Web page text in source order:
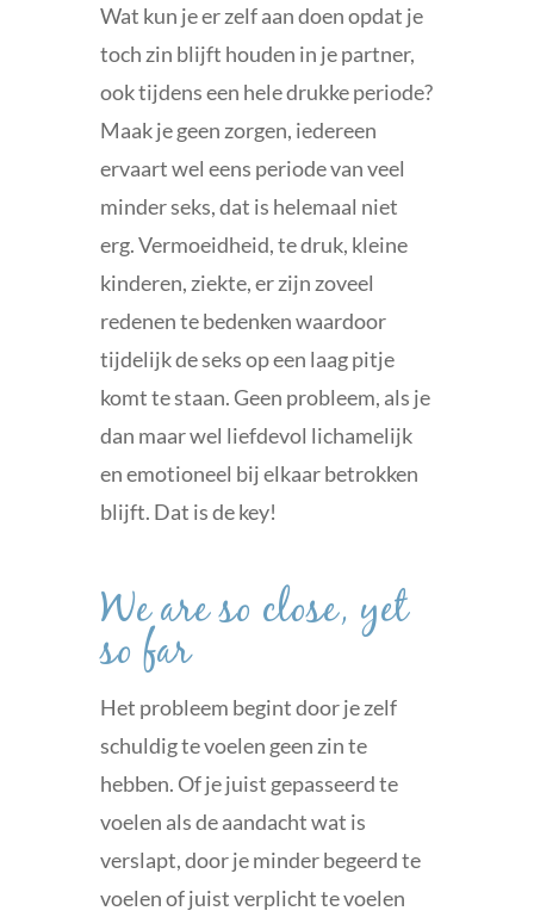
Wat kun je er zelf aan doen opdat je
toch zin blijft houden in je partner,
ook tijdens een hele drukke periode?
Maak je geen zorgen, iedereen
ervaart wel eens periode van veel
minder seks, dat is helemaal niet
erg. Vermoeidheid, te druk, kleine
kinderen, ziekte, er zijn zoveel
redenen te bedenken waardoor
tijdelijk de seks op een laag pitje
komt te staan. Geen probleem, als je
dan maar wel liefdevol lichamelijk
en emotioneel bij elkaar betrokken
blijft. Dat is de key!
We are so close, yet
so far
Het probleem begint door je zelf
schuldig te voelen geen zin te
hebben. Of je juist gepasseerd te
voelen als de aandacht wat is
verslapt, door je minder begeerd te
voelen of juist verplicht te voelen